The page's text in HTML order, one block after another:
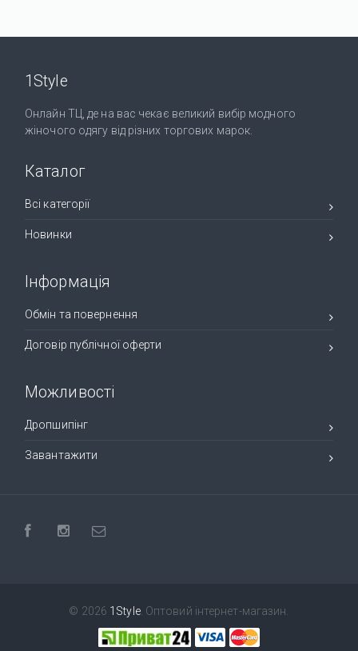
1Style
Онлайн ТЦ, де на вас чекає великий вибір модного
жіночого одягу від різних торгових марок.
Каталог
Всі категорії
Новинки
Інформація
Обмін та повернення
Договір публічної оферти
Можливості
Дропшипінг
Завантажити
© 2026 1Style. Оптовий інтернет-магазин.